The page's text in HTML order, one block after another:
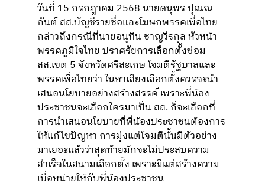
วันที่ 15 กรกฎาคม 2568 นายดนุพร ปุณณ
กันต์ สส.บัญชีรายชื่อและโฆษกพรรคเพื่อไทย
กล่าวถึงกรณีที่นายอนุทิน ชาญวีรกุล หัวหน้า
พรรคภูมิใจไทย ปราศรัยการเลือกตั้งซ่อม
สส.เขต 5 จังหวัดศรีสะเกษ โจมตีรัฐบาลและ
พรรคเพื่อไทยว่า ในหาเสียงเลือกตั้งควรจะนำ
เสนอนโยบายอย่างสร้างสรรค์ เพราะพี่น้อง
ประชาชนจะเลือกใครมาเป็น สส. ก็จะเลือกที่
การนำเสนอนโยบายที่พี่น้องประชาชนต้องการ
ให้แก้ไขปัญหา การมุ่งแต่โจมตีนั้นมีตัวอย่าง
มาเยอะแล้วว่าสุดท้ายมักจะไม่ประสบความ
สำเร็จในสนามเลือกตั้ง เพราะมีแต่สร้างความ
เบื่อหน่ายให้กับพี่น้องประชาชน